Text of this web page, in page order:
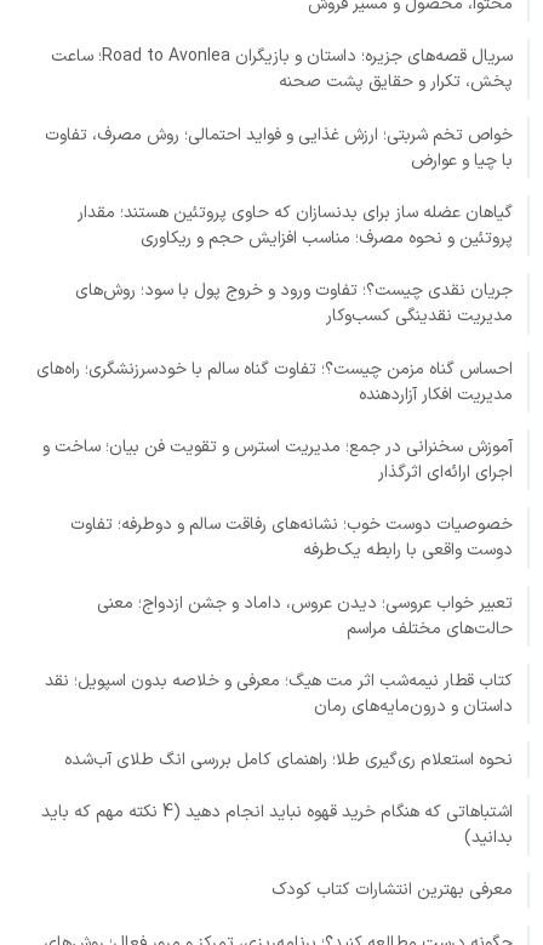
سریال قصه‌های جزیره؛ داستان و بازیگران Road to Avonlea؛ ساعت
پخش، تکرار و حقایق پشت صحنه
خواص تخم شربتی؛ ارزش غذایی و فواید احتمالی؛ روش مصرف، تفاوت
با چیا و عوارض
گیاهان عضله ساز برای بدنسازان که حاوی پروتئین هستند؛ مقدار
پروتئین و نحوه مصرف؛ مناسب افزایش حجم و ریکاوری
جریان نقدی چیست؟؛ تفاوت ورود و خروج پول با سود؛ روش‌های
مدیریت نقدینگی کسب‌وکار
احساس گناه مزمن چیست؟؛ تفاوت گناه سالم با خودسرزنشگری؛ راه‌های
مدیریت افکار آزاردهنده
آموزش سخنرانی در جمع؛ مدیریت استرس و تقویت فن بیان؛ ساخت و
اجرای ارائه‌ای اثرگذار
خصوصیات دوست خوب؛ نشانه‌های رفاقت سالم و دوطرفه؛ تفاوت
دوست واقعی با رابطه یک‌طرفه
تعبیر خواب عروسی؛ دیدن عروس، داماد و جشن ازدواج؛ معنی
حالت‌های مختلف مراسم
کتاب قطار نیمه‌شب اثر مت هیگ؛ معرفی و خلاصه بدون اسپویل؛ نقد
داستان و درون‌مایه‌های رمان
نحوه استعلام ری‌گیری طلا؛ راهنمای کامل بررسی انگ طلای آب‌شده
اشتباهاتی که هنگام خرید قهوه نباید انجام دهید (4 نکته مهم که باید
بدانید)
معرفی بهترین انتشارات کتاب کودک